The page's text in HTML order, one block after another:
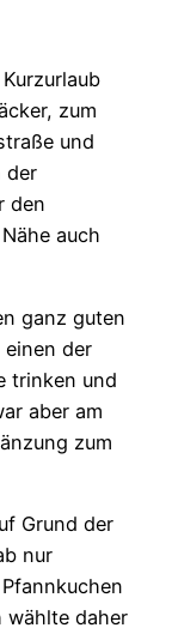
zum
und
der
den
auch
ganz guten
der
trinken und
aber am
zum
Grund der
nur
wählte daher